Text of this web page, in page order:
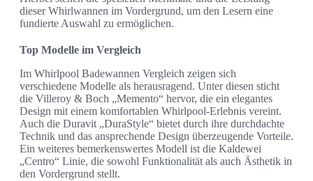
dieser Whirlwannen im Vordergrund, um den Lesern eine
fundierte Auswahl zu ermöglichen.
Top Modelle im Vergleich
Im Whirlpool Badewannen Vergleich zeigen sich
verschiedene Modelle als herausragend. Unter diesen sticht
die Villeroy & Boch „Memento“ hervor, die ein elegantes
Design mit einem komfortablen Whirlpool-Erlebnis vereint.
Auch die Duravit „DuraStyle“ bietet durch ihre durchdachte
Technik und das ansprechende Design überzeugende Vorteile.
Ein weiteres bemerkenswertes Modell ist die Kaldewei
„Centro“ Linie, die sowohl Funktionalität als auch Ästhetik in
den Vordergrund stellt.